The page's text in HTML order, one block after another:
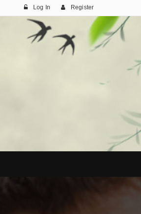
Log In Register